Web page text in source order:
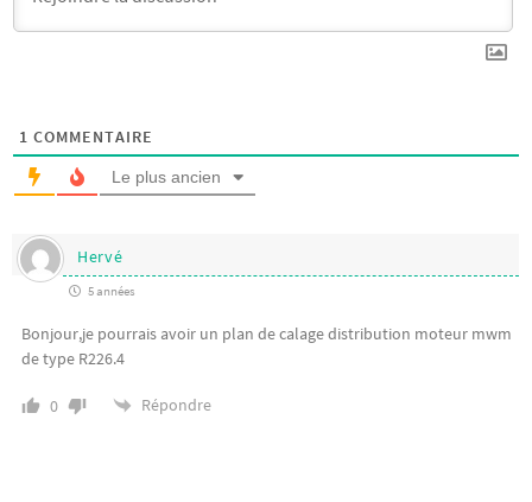
1 COMMENTAIRE
Le plus ancien
Hervé
5 années
Bonjour,je pourrais avoir un plan de calage distribution moteur mwm
de type R226.4
0 Répondre